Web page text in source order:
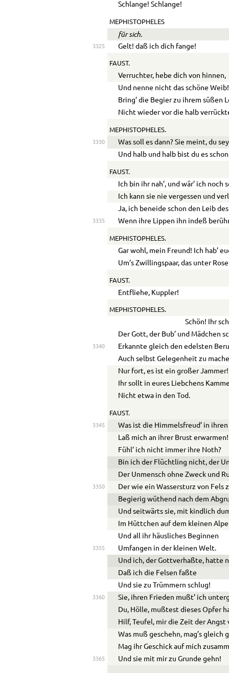
Schlange! Schlange!
MEPHISTOPHELES
für sich.
3325 Gelt! daß ich dich fange!
FAUST.
Verruchter, hebe dich von hinnen,
Und nenne nicht das schöne Weib!
Bring’ die Begier zu ihrem süßen
Nicht wieder vor die halb
MEPHISTOPHELES.
3330
Was soll es dann? Sie meint, du
Und halb und halb bist du es
FAUST.
Ich bin ihr nah’, und wär’ ich noch
Ich kann sie nie vergessen und
Ja, ich beneide schon den Leib
3335 Wenn ihre Lippen ihn indeß
MEPHISTOPHELES.
Gar wohl, mein Freund! Ich hab’
Um’s Zwillingspaar, das unter
FAUST.
Entfliehe, Kuppler!
MEPHISTOPHELES.
Schön! Ihr
Der Gott, der Bub’ und Mädchen
3340
Erkannte gleich den edelsten
Auch selbst Gelegenheit zu
Nur fort, es ist ein großer Jammer!
Ihr sollt in eures Liebchens
Nicht etwa in den Tod.
FAUST.
3345
Was ist die Himmelsfreud’ in
Laß mich an ihrer Brust erwarmen!
Fühl’ ich nicht immer ihre Noth?
Bin ich der Flüchtling nicht, der
Der Unmensch ohne Zweck und
3350
Der wie ein Wassersturz von Fels
Begierig wüthend nach dem
Und seitwärts sie, mit kindlich
Im Hüttchen auf dem kleinen
Und all ihr häusliches Beginnen
3355
Umfangen in der kleinen Welt.
Und ich, der Gottverhaßte, hatte
Daß ich die Felsen faßte
Und sie zu Trümmern schlug!
3360
Sie, ihren Frieden mußt’ ich
Du, Hölle, mußtest dieses Opfer
Hilf, Teufel, mir die Zeit der Angst
Was muß geschehn, mag’s gleich
Mag ihr Geschick auf mich
3365 Und sie mit mir zu Grunde gehn!